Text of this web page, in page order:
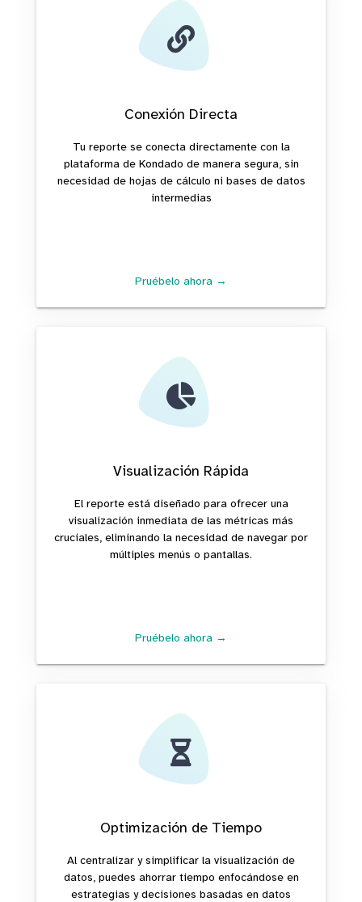
Conexión Directa
Tu reporte se conecta directamente con la
plataforma de Kondado de manera segura, sin
necesidad de hojas de cálculo ni bases de datos
intermedias
Pruébelo ahora →
Visualización Rápida
El reporte está diseñado para ofrecer una
visualización inmediata de las métricas más
cruciales, eliminando la necesidad de navegar por
múltiples menús o pantallas.
Pruébelo ahora →
Optimización de Tiempo
Al centralizar y simplificar la visualización de
datos, puedes ahorrar tiempo enfocándose en
estrategias y decisiones basadas en datos